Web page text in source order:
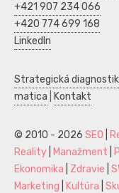
+421 907 234 066
+420 774 699 168
LinkedIn
Strategická
matica
Kontakt
© 2010 - 2026 SEO
Reality
Manažment
Ekonomika
Zdravie
Marketing
Kultúra